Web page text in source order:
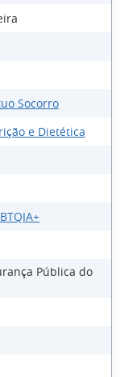
Socorro
e Dietética
Pública do